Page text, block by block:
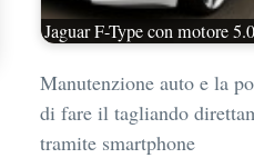
Jaguar F-Type con motore
Manutenzione auto e la
di fare il tagliando
tramite smartphone